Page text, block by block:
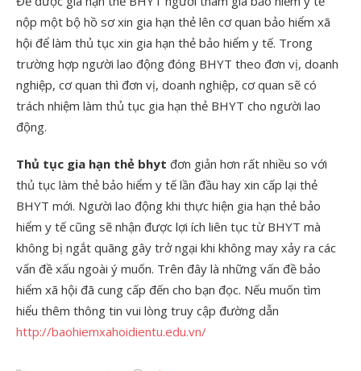
nộp một bộ hồ sơ xin gia hạn thẻ lên cơ quan bảo hiểm xã
hội để làm thủ tục xin gia hạn thẻ bảo hiểm y tế. Trong
trường hợp người lao động đóng BHYT theo đơn vị, doanh
nghiệp, cơ quan thì đơn vị, doanh nghiệp, cơ quan sẽ có
trách nhiệm làm thủ tục gia hạn thẻ BHYT cho người lao
động.
Thủ tục gia hạn thẻ bhyt đơn giản hơn rất nhiều so với
thủ tục làm thẻ bảo hiểm y tế lần đầu hay xin cấp lại thẻ
BHYT mới. Người lao động khi thực hiện gia hạn thẻ bảo
hiểm y tế cũng sẽ nhận được lợi ích liên tục từ BHYT mà
không bị ngắt quãng gây trở ngại khi không may xảy ra các
vấn đề xấu ngoài ý muốn. Trên đây là những vấn đề bảo
hiểm xã hội đã cung cấp đến cho bạn đọc. Nếu muốn tìm
hiểu thêm thông tin vui lòng truy cập đường dẫn
http://baohiemxahoidientu.edu.vn/